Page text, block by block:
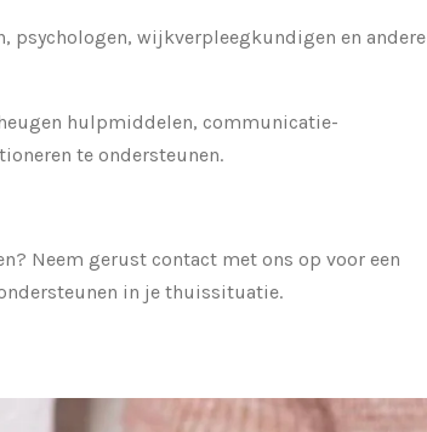
psychologen, wijkverpleegkundigen en andere
hulpmiddelen, communicatie-
te ondersteunen.
Neem gerust contact met ons op voor een
in je thuissituatie.